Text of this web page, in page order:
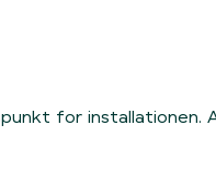
for installationen.